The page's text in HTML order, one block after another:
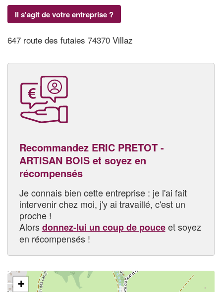
Il s'agit de votre entreprise ?
647 route des futaies 74370 Villaz
Recommandez ERIC PRETOT -
ARTISAN BOIS et soyez en
récompensés
Je connais bien cette entreprise : je l'ai fait
intervenir chez moi, j'y ai travaillé, c'est un
proche !
Alorsdonnez-lui un coup de pouceet soyez
en récompensés !
+